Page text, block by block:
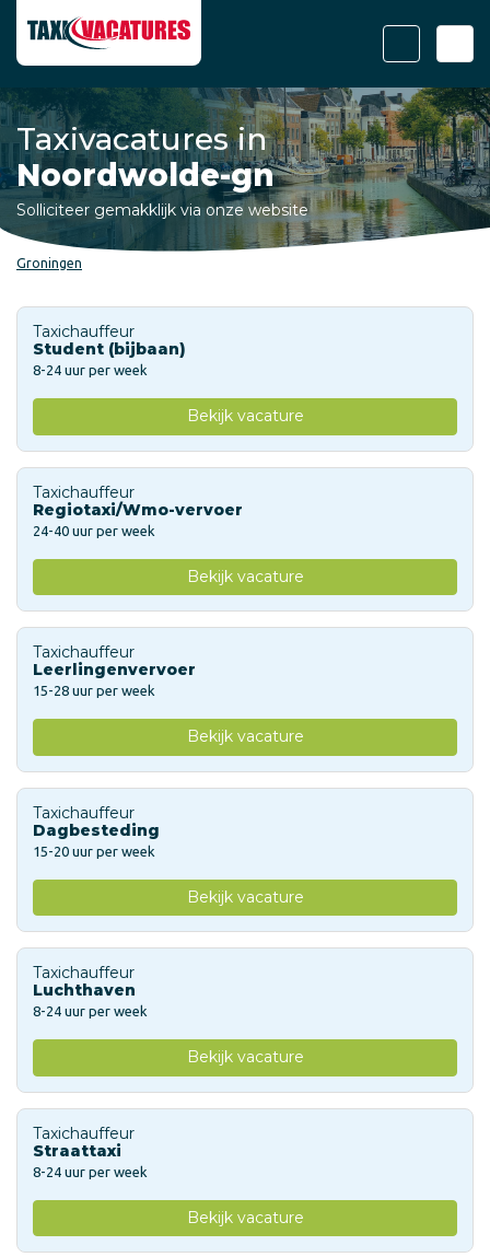
Taxivacatures in
Noordwolde-gn
Solliciteer gemakklijk via onze website
Groningen
Taxichauffeur
Student (bijbaan)
8-24 uur per week
Bekijk vacature
Taxichauffeur
Regiotaxi/Wmo-vervoer
24-40 uur per week
Bekijk vacature
Taxichauffeur
Leerlingenvervoer
15-28 uur per week
Bekijk vacature
Taxichauffeur
Dagbesteding
15-20 uur per week
Bekijk vacature
Taxichauffeur
Luchthaven
8-24 uur per week
Bekijk vacature
Taxichauffeur
Straattaxi
8-24 uur per week
Bekijk vacature